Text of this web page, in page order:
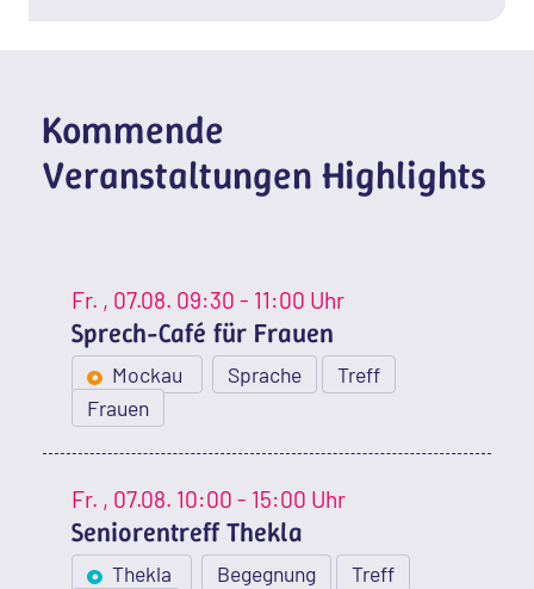
Kommende
Veranstaltungen Highlights
Fr. , 07.08. 09:30 - 11:00 Uhr
Sprech-Café für Frauen
Mockau Sprache
Treff
Frauen
Fr. , 07.08. 10:00 - 15:00 Uhr
Seniorentreff Thekla
Thekla Begegnung
Treff